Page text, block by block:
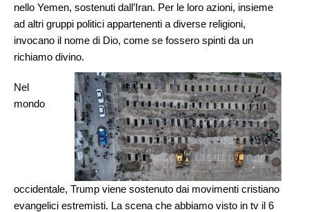
nello Yemen, sostenuti dall’Iran. Per le loro azioni, insieme
ad altri gruppi politici appartenenti a diverse religioni,
invocano il nome di Dio, come se fossero spinti da un
richiamo divino.
Nel
mondo
occidentale, Trump viene sostenuto dai movimenti cristiano
evangelici estremisti. La scena che abbiamo visto in tv il 6